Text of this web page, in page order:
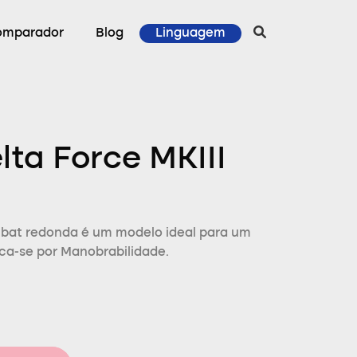
Blog Linguagem
Force MKIII
redonda é um modelo ideal para um
se por Manobrabilidade.